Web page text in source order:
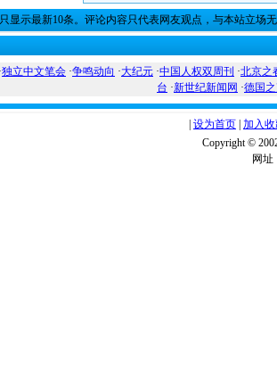
只显示最新10条。评论内容只代表网友观点，与本站立场
·独立中文笔会 ·争鸣动向 ·大纪元 ·中国人权双周刊 ·北京之
台 ·新世纪新闻网 ·德国
设为首页 加入
Copyright ©
网址